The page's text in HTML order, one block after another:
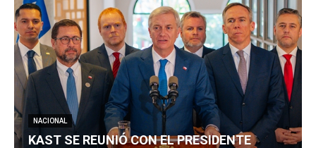
NACIONAL
KAST SE REUNIÓ CON EL PRESIDENTE